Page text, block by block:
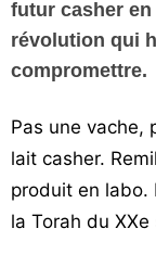
Vos
bonnes
adresses
futur casher
révolution qui
compromettre.
Pas une vache,
lait casher.
produit en labo.
la Torah du XXe